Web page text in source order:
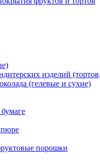
изделий
(гелевые и сухие)
пюре
порошки